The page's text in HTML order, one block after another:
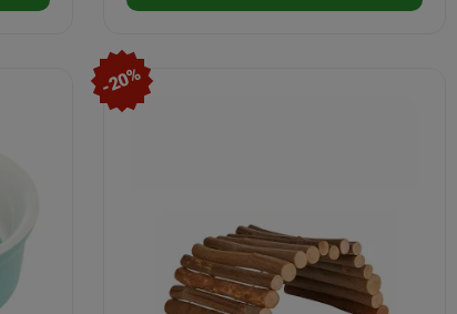
-20%